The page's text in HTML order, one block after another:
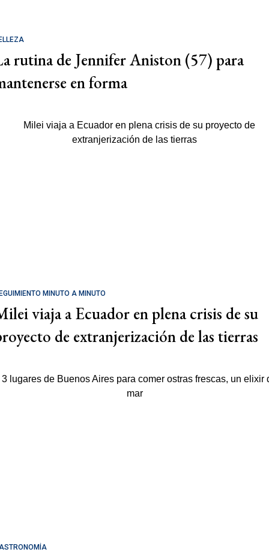
rutina de Jennifer Aniston (57) para
en forma
MINUTO A MINUTO
viaja a Ecuador en plena crisis de su
de extranjerización de las tierras